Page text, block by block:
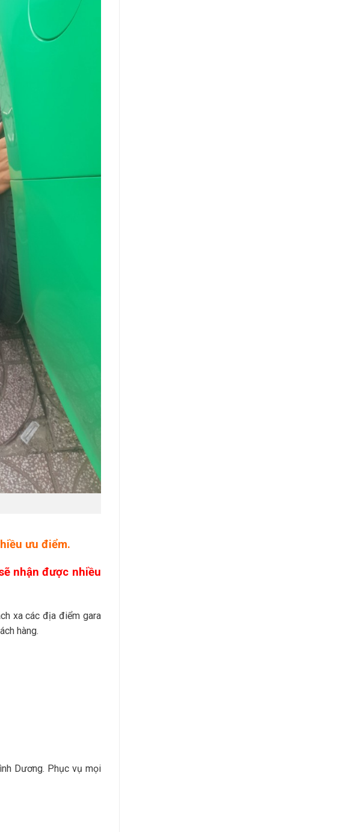
ưu điểm.
nhận được nhiều
xa các địa điểm gara
hàng.
Dương. Phục vụ mọi